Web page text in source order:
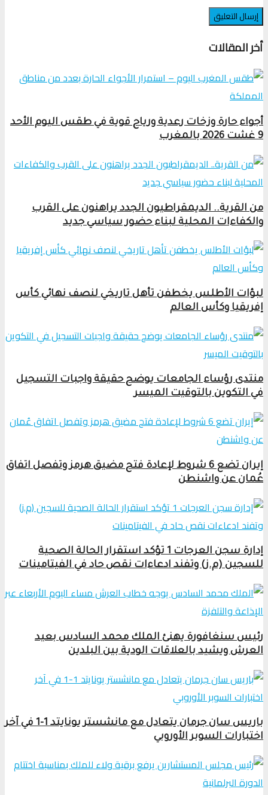
أخر المقالات
أجواء حارة وزخات رعدية ورياح قوية في طقس اليوم الأحد
9 غشت 2026 بالمغرب
من القرية.. الديمقراطيون الجدد يراهنون على القرب
والكفاءات المحلية لبناء حضور سياسي جديد
لبؤات الأطلس يخطفن تأهل تاريخي لنصف نهائي كأس
إفريقيا وكأس العالم
منتدى رؤساء الجامعات يوضح حقيقة واجبات التسجيل
في التكوين بالتوقيت الميسر
إيران تضع 6 شروط لإعادة فتح مضيق هرمز وتفصل اتفاق
عُمان عن واشنطن
إدارة سجن العرجات 1 تؤكد استقرار الحالة الصحية
للسجين (م.ز) وتفند ادعاءات نقص حاد في الفيتامينات
رئيس سنغافورة يهنئ الملك محمد السادس بعيد
العرش ويشيد بالعلاقات الودية بين البلدين
باريس سان جرمان يتعادل مع مانشستر يونايتد 1-1 في آخر
اختبارات السوبر الأوروبي